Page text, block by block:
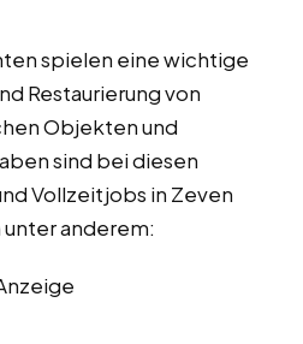
spielen eine wichtige
Restaurierung von
Objekten und
sind bei diesen
Vollzeitjobs in Zeven
anderem: